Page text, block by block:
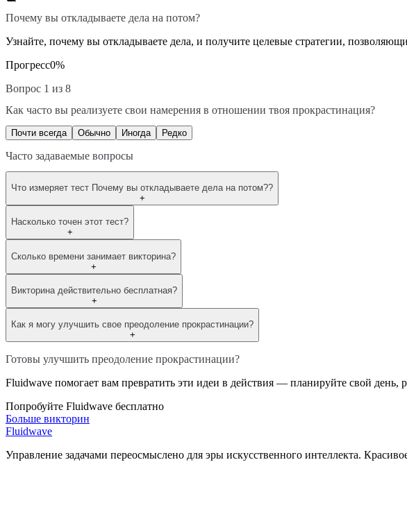
Почему вы откладываете дела на потом?
Узнайте, почему вы откладываете дела, и получите целевые стратегии,
Прогресс0%
Вопрос 1 из 8
Как часто вы реализуете свои намерения в отношении твоя прокрастинация?
Почти всегда Обычно Иногда Редко
Часто задаваемые вопросы
Что измеряет тест Почему вы откладываете дела на потом??
+
Насколько точен этот тест?
+
Сколько времени занимает викторина?
+
Викторина действительно бесплатная?
+
Как я могу улучшить свое преодоление прокрастинации?
+
Готовы улучшить преодоление прокрастинации?
Fluidwave помогает вам превратить эти идеи в действия — планируйте свой
Попробуйте Fluidwave бесплатно
Больше викторин
Fluidwave
Управление задачами переосмыслено для эры искусственного интеллекта.